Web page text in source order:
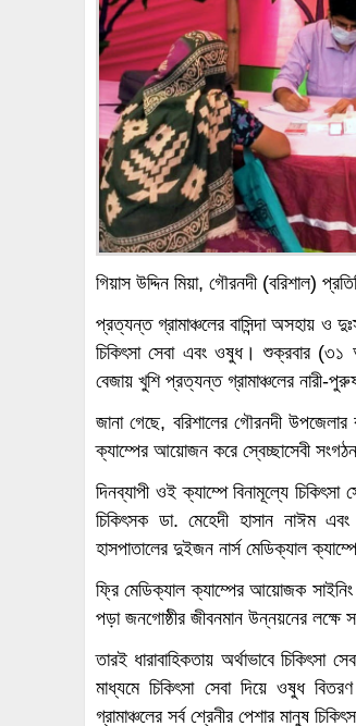
গিয়াস উদ্দিন মিয়া, গৌরনদী (বরিশাল)
প্রত্যন্ত গ্রামাঞ্চলের বাসিন্দা অসহায় ও
চিকিৎসা সেবা এবং ওষুধ। শুক্রবার (৩১
বেজায় খুশি প্রত্যন্ত গ্রামাঞ্চলের নারী-
জানা গেছে, বরিশালের গৌরনদী উপজেলার
ক্যাম্পের আয়োজন করে স্বেচ্ছাসেবী
দিনব্যাপী ওই ক্যাম্পে বিনামূল্যে
চিকিৎসক ডা. মেহেদী হাসান নাঈম
হাসপাতালের দুইজন নার্স মেডিক্যাল
ফ্রি মেডিক্যাল ক্যাম্পের আয়োজক সাইনিং
পড়া জনগোষ্ঠীর জীবনমান উন্নয়নের লক্ষে
তারই ধারাবাহিকতায় অর্থাভাবে চিকিৎসা
মাধ্যমে চিকিৎসা সেবা দিয়ে ওষুধ
গ্রামাঞ্চলের সর্ব শ্রেনীর পেশার মানুষ